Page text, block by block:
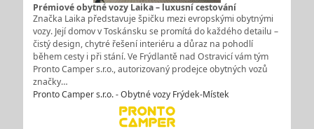
Prémiové obytné vozy Laika – luxusní cestování
Značka Laika představuje špičku mezi evropskými obytnými
vozy. Její domov v Toskánsku se promítá do každého detailu –
čistý design, chytré řešení interiéru a důraz na pohodlí
během cesty i při stání. Ve Frýdlantě nad Ostravicí vám tým
Pronto Camper s.r.o., autorizovaný prodejce obytných vozů
značky…
Pronto Camper s.r.o. - Obytné vozy Frýdek-Místek